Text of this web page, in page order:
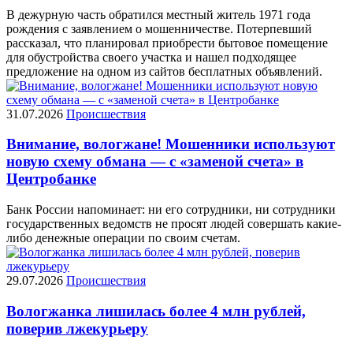
В дежурную часть обратился местный житель 1971 года
рождения с заявлением о мошенничестве. Потерпевший
рассказал, что планировал приобрести бытовое помещение
для обустройства своего участка и нашел подходящее
предложение на одном из сайтов бесплатных объявлений.
31.07.2026 Происшествия
Внимание, вологжане! Мошенники используют
новую схему обмана — с «заменой счета» в
Центробанке
Банк России напоминает: ни его сотрудники, ни сотрудники
государственных ведомств не просят людей совершать какие-
либо денежные операции по своим счетам.
29.07.2026 Происшествия
Вологжанка лишилась более 4 млн рублей,
поверив лжекурьеру